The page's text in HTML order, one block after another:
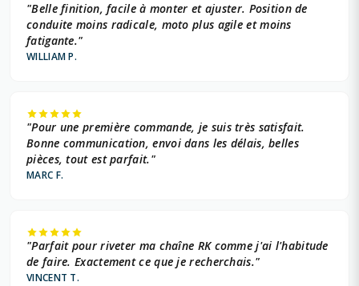
"Belle finition, facile à monter et ajuster. Position de
conduite moins radicale, moto plus agile et moins
fatigante."
WILLIAM P.
"Pour une première commande, je suis très satisfait.
Bonne communication, envoi dans les délais, belles
pièces, tout est parfait."
MARC F.
"Parfait pour riveter ma chaîne RK comme j'ai l'habitude
de faire. Exactement ce que je recherchais."
VINCENT T.